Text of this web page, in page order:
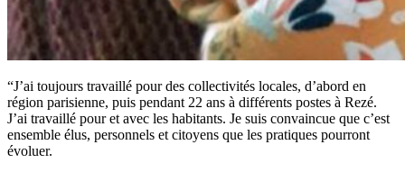
“J’ai toujours travaillé pour des collectivités locales, d’abord en
région parisienne, puis pendant 22 ans à différents postes à Rezé.
J’ai travaillé pour et avec les habitants. Je suis convaincue que c’est
ensemble élus, personnels et citoyens que les pratiques pourront
évoluer.